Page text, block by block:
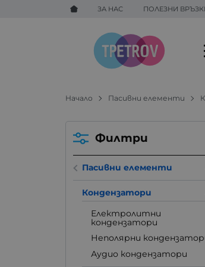
ЗА НАС ПОЛЕЗНИ
Начало Пасивни елементи
Филтри
Пасивни елементи
Кондензатори
Електролитни
кондензатори
Неполярни
Аудио кондензатори